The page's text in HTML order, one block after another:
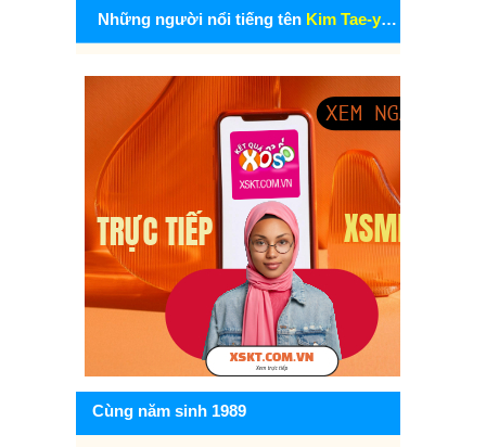
Những người nổi tiếng tên Kim Tae-yeon
Cùng năm sinh 1989